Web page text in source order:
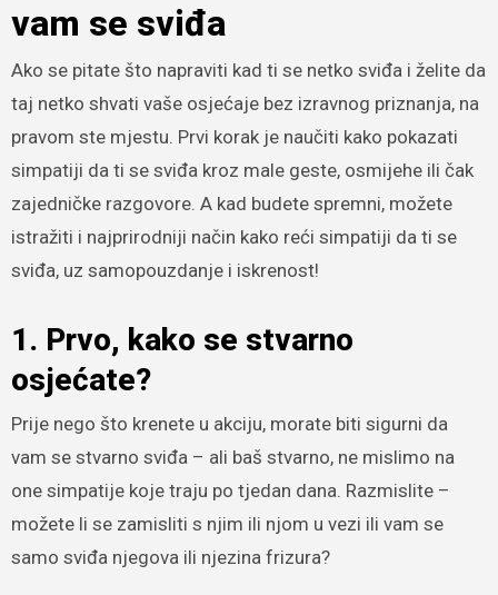
vam se sviđa
Ako se pitate što napraviti kad ti se netko sviđa i želite da
taj netko shvati vaše osjećaje bez izravnog priznanja, na
pravom ste mjestu. Prvi korak je naučiti kako pokazati
simpatiji da ti se sviđa kroz male geste, osmijehe ili čak
zajedničke razgovore. A kad budete spremni, možete
istražiti i najprirodniji način kako reći simpatiji da ti se
sviđa, uz samopouzdanje i iskrenost!
1. Prvo, kako se stvarno
osjećate?
Prije nego što krenete u akciju, morate biti sigurni da
vam se stvarno sviđa – ali baš stvarno, ne mislimo na
one simpatije koje traju po tjedan dana. Razmislite –
možete li se zamisliti s njim ili njom u vezi ili vam se
samo sviđa njegova ili njezina frizura?